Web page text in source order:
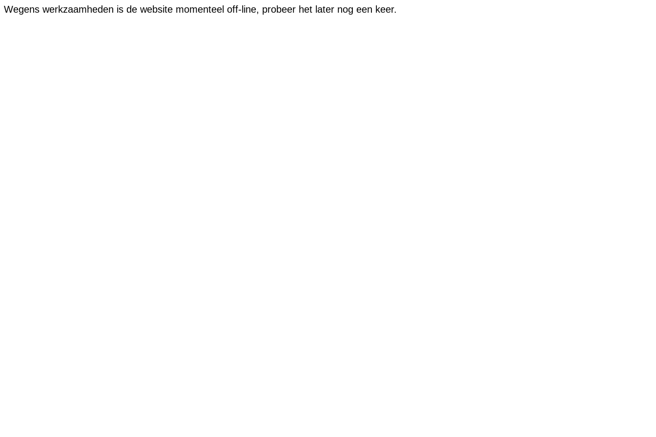
Wegens werkzaamheden is de website momenteel off-line, probeer het later nog een keer.